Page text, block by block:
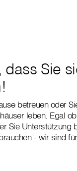
dass Sie
betreuen oder
leben. Egal
Sie Unterstützung
- wir sind